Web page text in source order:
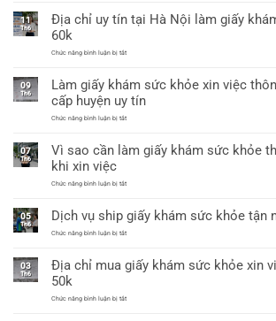
a3
có
sức
khỏe
xin
không?
11
Th6
Địa chỉ uy tín tại Hà Nội làm giấy
60k
Chức năng bình luận bị tắtở
uy
tín
tại
Nội
khám
09
Th6
Làm giấy khám sức khỏe xin việc
cấp huyện uy tín
Chức năng bình luận bị tắtở
khám
sức
việc
32
bệnh
viện
uy
tín
07
Th6
Vì sao cần làm giấy khám sức khỏe
khi xin việc
Chức năng bình luận bị tắtở
cần
làm
giấy
khỏe
theo
32
05
Th6
Dịch vụ ship giấy khám sức khỏe tận
Chức năng bình luận bị tắtở
ship
giấy
khỏe
03
Th6
Địa chỉ mua giấy khám sức khỏe xin
50k
Chức năng bình luận bị tắtở